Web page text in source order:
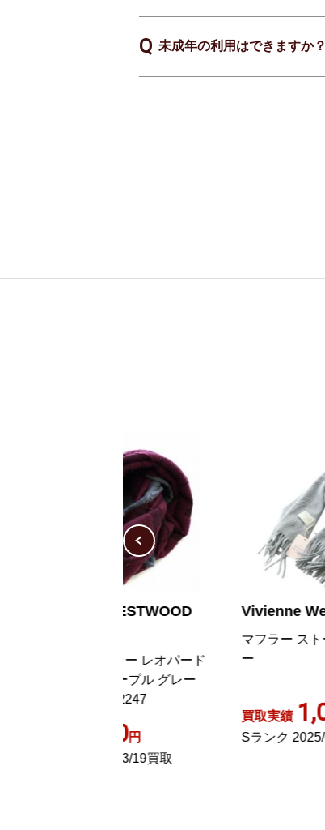
未成年の利用はできますか？
Vivienne Westwood
マフラー ストール オーブ グレ
ー
1,000円
Sランク 2025/01/18買取